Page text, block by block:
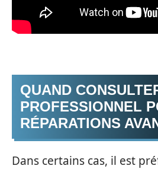
QUAND
PROFESSIONNEL
RÉPARATIONS
Dans certains cas, il est